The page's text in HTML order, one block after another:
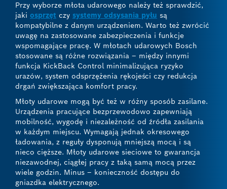
Przy wyborze młota udarowego należy też sprawdzić,
jaki osprzęt czy systemy odsysania pyłu są
kompatybilne z danym urządzeniem. Warto też zwrócić
uwagę na zastosowane zabezpieczenia i funkcje
wspomagające pracę. W młotach udarowych Bosch
stosowane są różne rozwiązania – między innymi
funkcja KickBack Control minimalizująca ryzyko
urazów, system odsprzężenia rękojeści czy redukcja
drgań zwiększająca komfort pracy.
Młoty udarowe mogą być też w różny sposób zasilane.
Urządzenia pracujące bezprzewodowo zapewniają
mobilność, wygodę i niezależność od źródła zasilania
w każdym miejscu. Wymagają jednak okresowego
ładowania, z reguły dysponują mniejszą mocą i są
nieco cięższe. Młoty udarowe sieciowe to gwarancja
niezawodnej, ciągłej pracy z taką samą mocą przez
wiele godzin. Minus – konieczność dostępu do
gniazdka elektrycznego.